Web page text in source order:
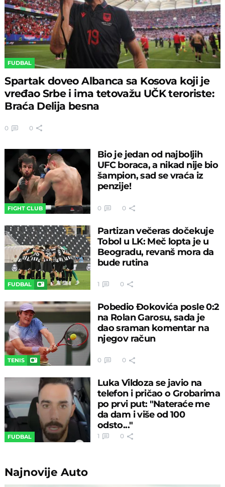
FUDBAL
Spartak doveo Albanca sa Kosova koji je
vređao Srbe i ima tetovažu UČK teroriste:
Braća Delija besna
0 0
FIGHT CLUB
Bio je jedan od najboljih
UFC boraca, a nikad nije bio
šampion, sad se vraća iz
penzije!
0 0
FUDBAL
Partizan večeras dočekuje
Tobol u LK: Meč lopta je u
Beogradu, revanš mora da
bude rutina
1 0
TENIS
Pobedio Đokovića posle 0:2
na Rolan Garosu, sada je
dao sraman komentar na
njegov račun
0 0
FUDBAL
Luka Vildoza se javio na
telefon i pričao o Grobarima
po prvi put: "Nateraće me
da dam i više od 100
odsto..."
1 0
NajnovijeAuto